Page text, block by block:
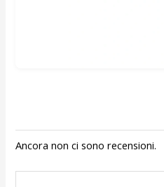
Ancora non ci sono recensioni.